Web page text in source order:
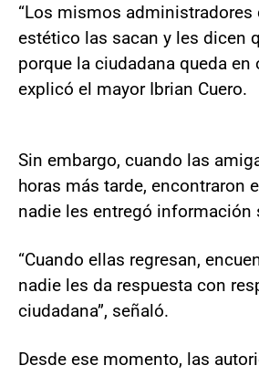
“Los mismos administradores
estético las sacan y les dicen
porque la ciudadana queda en
explicó el mayor Ibrian Cuero.
Sin embargo, cuando las
horas más tarde, encontraron
nadie les entregó información
“Cuando ellas regresan,
nadie les da respuesta con
ciudadana”, señaló.
Desde ese momento, las